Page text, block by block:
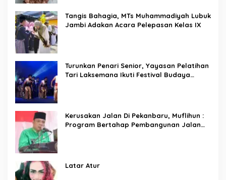
Tangis Bahagia, MTs Muhammadiyah Lubuk
Jambi Adakan Acara Pelepasan Kelas IX
Turunkan Penari Senior, Yayasan Pelatihan
Tari Laksemana Ikuti Festival Budaya
Kerusakan Jalan Di Pekanbaru, Muflihun :
Program Bertahap Pembangunan Jalan
Latar Atur